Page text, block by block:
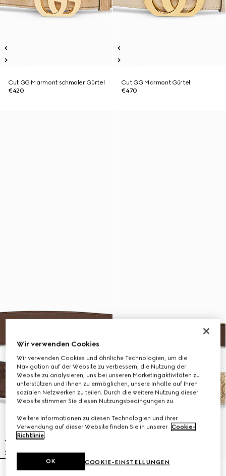
Cut GG Marmont schmaler Gürtel
€420
Cut GG Marmont Gürtel
€470
Wir verwenden Cookies
Wir verwenden Cookies und ähnliche Technologien, um die
Navigation auf der Website zu verbessern, die Nutzung der
Website zu analysieren, uns bei unseren Marketingaktivitäten zu
unterstützen und Ihnen zu ermöglichen, unsere Inhalte auf Ihren
sozialen Netzwerken zu teilen. Durch die weitere Nutzung dieser
Website stimmen Sie diesen Nutzungsbedingungen zu.
Weitere Informationen zu diesen Technologien und ihrer
Verwendung auf dieser Website finden Sie in unserer Cookie-
Richtlinie.
COOKIE-EINSTELLUNGEN
OK